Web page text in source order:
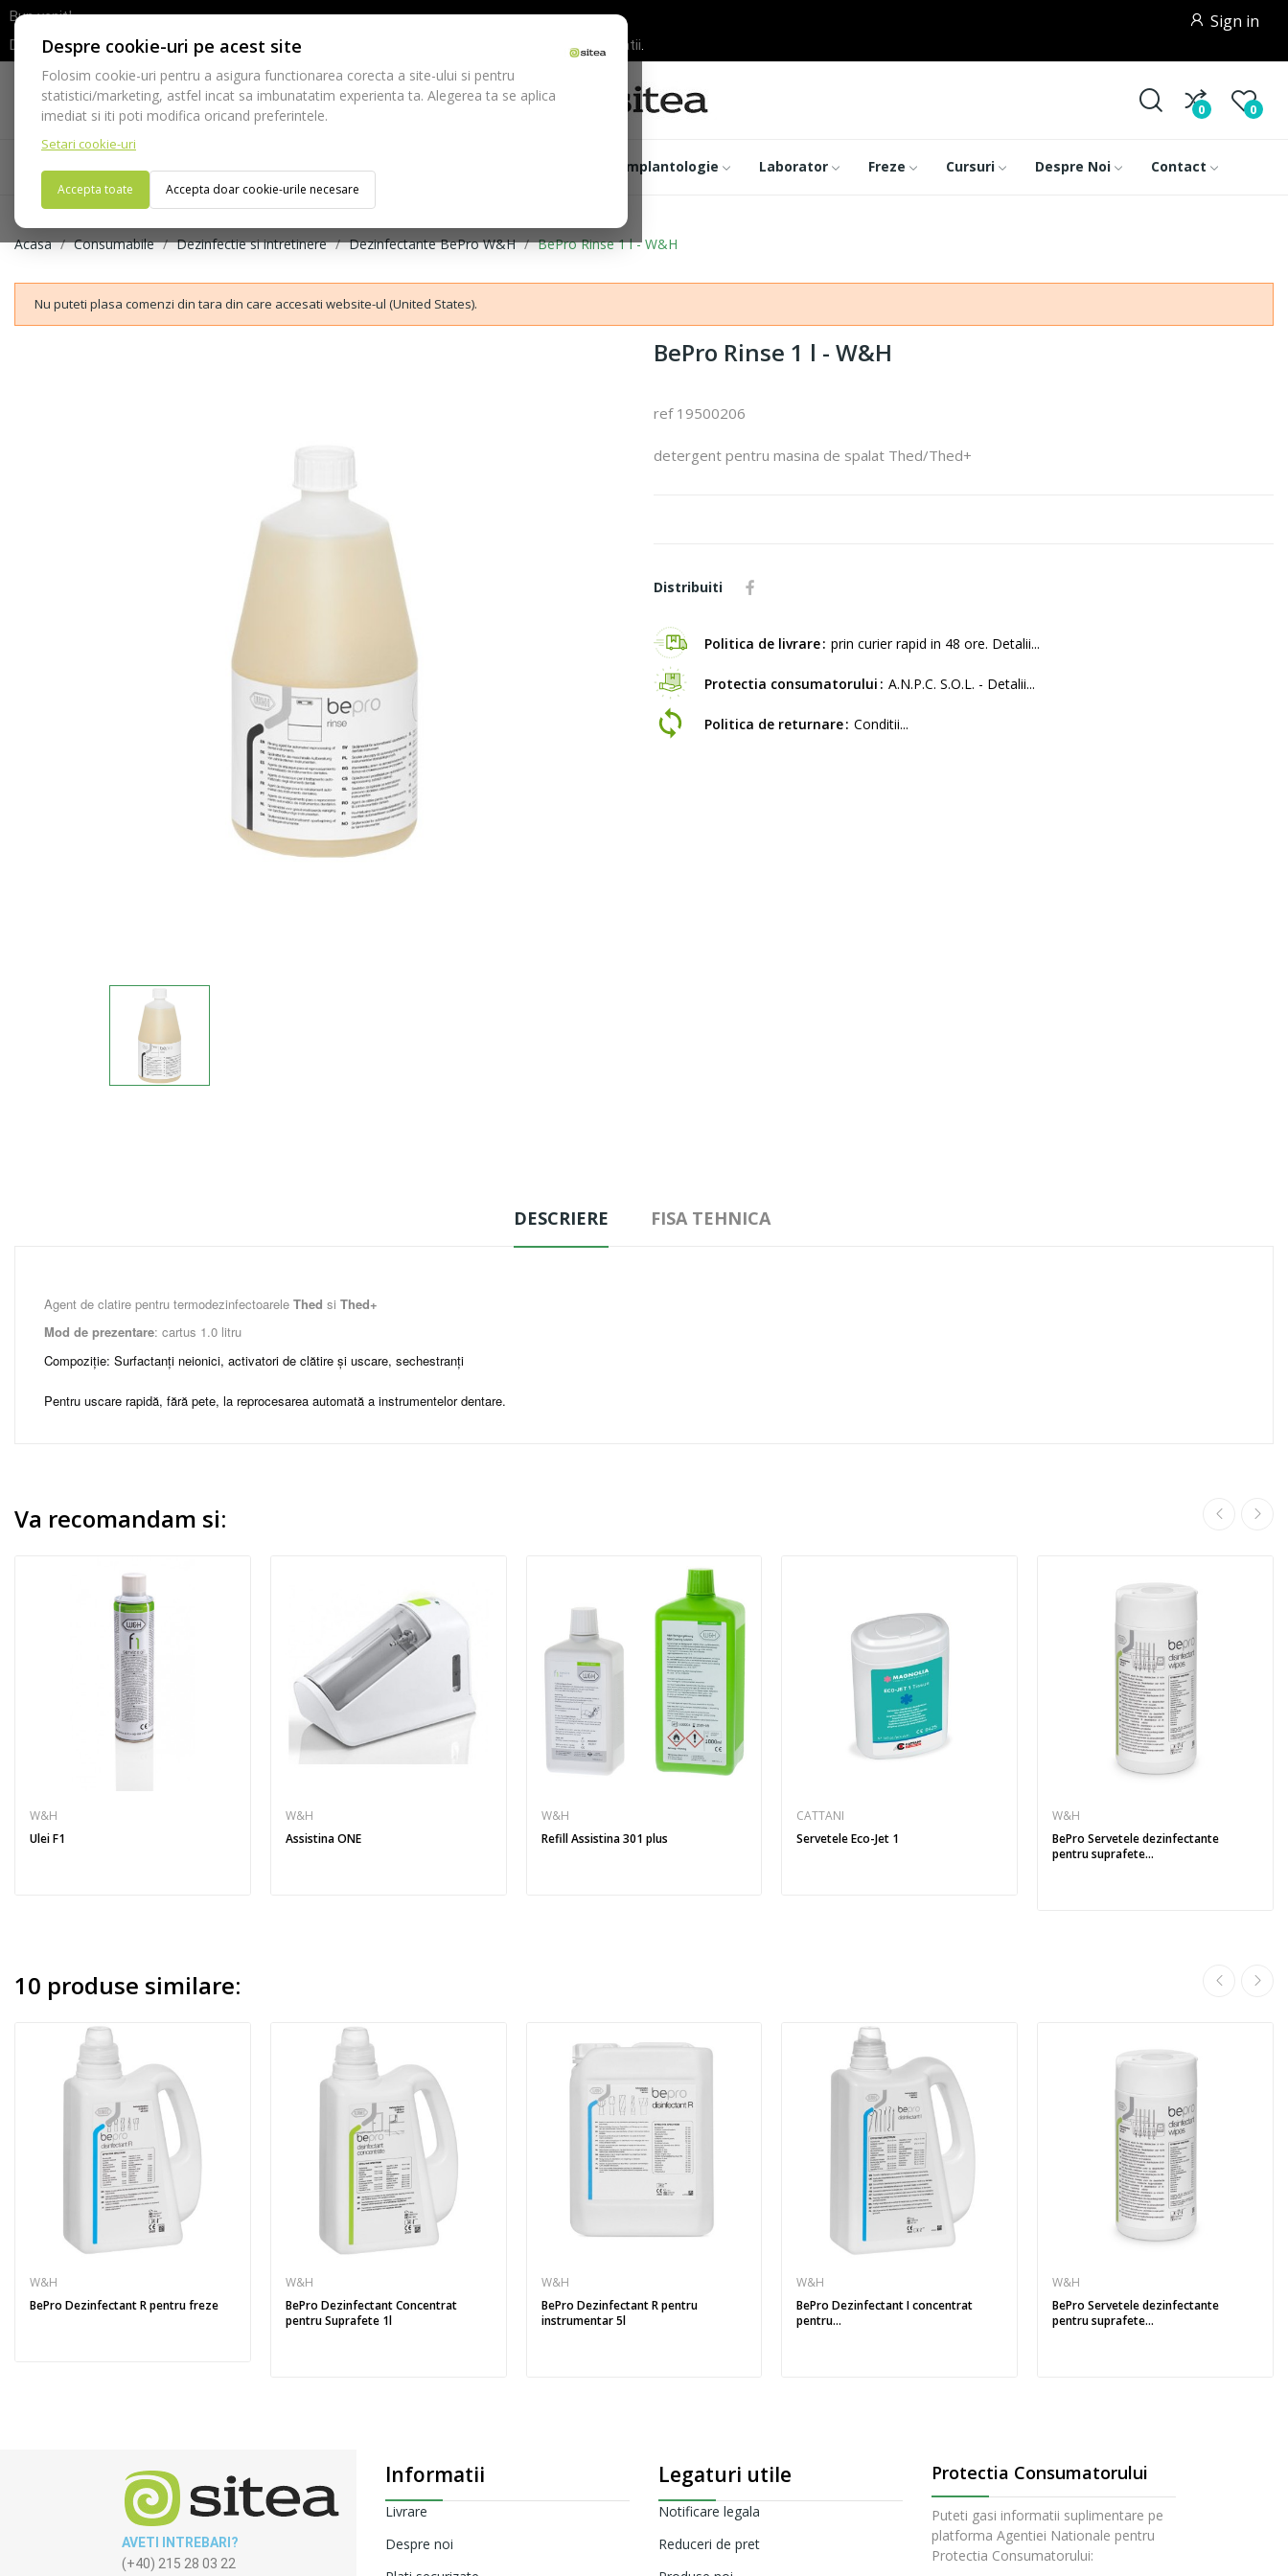
Despre cookie-uri pe acest site
Folosim cookie-uri pentru a asigura functionarea corecta a site-ului si pentru
statistici/marketing, astfel incat sa imbunatatim experienta ta. Alegerea ta se aplica
imediat si iti poti modifica oricand preferintele.
Setari cookie-uri
Accepta toate Accepta doar cookie-urile necesare
Bun venit!
Dupa efectuarea comenzii va rugam sa asteptati confirmarea stocurilor inainte de efectuarea platii.
Sign in
Telefon:
021-528 03 23
0 0
Acasa Consumabile Echipamente Implantologie Laborator Freze Cursuri Despre Noi Contact
Acasa Consumabile Dezinfectie si intretinere Dezinfectante BePro W&H BePro Rinse 1 l - W&H
Nu puteti plasa comenzi din tara din care accesati website-ul (United States).
BePro Rinse 1 l - W&H
ref 19500206
detergent pentru masina de spalat Thed/Thed+
Distribuiti
Politica de livrare prin curier rapid in 48 ore. Detalii...
Protectia consumatorului A.N.P.C. S.O.L. - Detalii...
Politica de returnare Conditii...
DESCRIERE FISA TEHNICA
Agent de clatire pentru termodezinfectoarele Thed si Thed+
Mod de prezentare: cartus 1.0 litru
Compoziție: Surfactanți neionici, activatori de clătire și uscare, sechestranți
Pentru uscare rapidă, fără pete, la reprocesarea automată a instrumentelor dentare.
Va recomandam si:
W&H
Ulei F1
W&H
Assistina ONE
W&H
Refill Assistina 301 plus
CATTANI
Servetele Eco-Jet 1
W&H
BePro Servetele dezinfectante
pentru suprafete...
10 produse similare:
W&H
BePro Dezinfectant R pentru freze
W&H
BePro Dezinfectant Concentrat
pentru Suprafete 1l
W&H
BePro Dezinfectant R pentru
instrumentar 5l
W&H
BePro Dezinfectant I concentrat
pentru...
W&H
BePro Servetele dezinfectante
pentru suprafete...
AVETI INTREBARI?
(+40) 215 28 03 22
Informatii
Livrare
Despre noi
Legaturi utile
Notificare legala
Reduceri de pret
Protectia Consumatorului
Puteti gasi informatii suplimentare pe
platforma Agentiei Nationale pentru
Protectia Consumatorului: